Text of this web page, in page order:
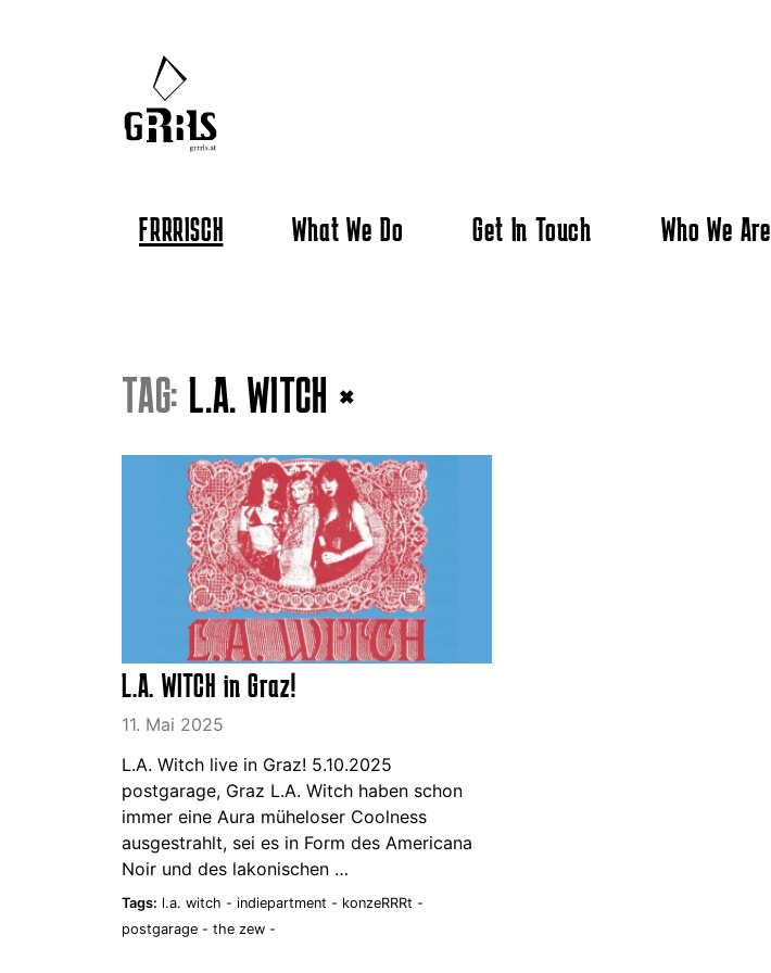
FRRRISCH What We Do Get In Touch Who We Are
TAG: L.A. WITCH ×
L.A. WITCH in Graz!
11. Mai 2025
L.A. Witch live in Graz! 5.10.2025
postgarage, Graz L.A. Witch haben schon
immer eine Aura müheloser Coolness
ausgestrahlt, sei es in Form des Americana
Noir und des lakonischen …
Tags: l.a. witch - indiepartment - konzeRRRt -
postgarage - the zew -